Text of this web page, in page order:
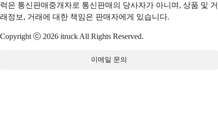
럭은 통신판매중개자로 통신판매의 당사자가 아니며, 상품 및 거
래정보, 거래에 대한 책임은 판매자에게 있습니다.
Copyright ⓒ 2026 itruck All Rights Reserved.
이메일 문의